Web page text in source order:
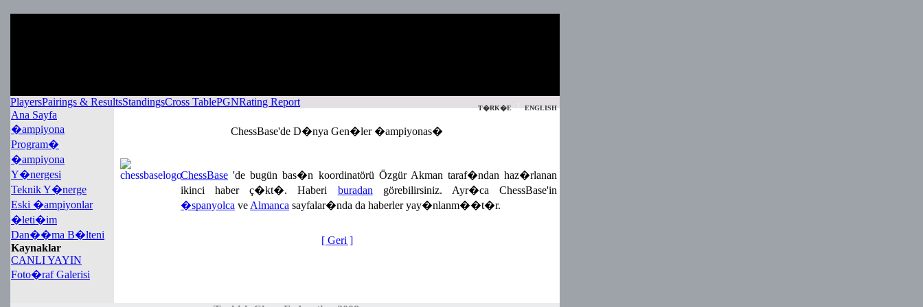
T�RK�E|ENGLISH
PlayersPairings & ResultsStandingsCross TablePGNRating Report
Ana Sayfa
�ampiyona
Program�
�ampiyona
Y�nergesi
Teknik Y�nerge
Eski �ampiyonlar
�leti�im
Dan��ma B�lteni
Kaynaklar
CANLI YAYIN
Foto�raf Galerisi
ChessBase'de D�nya Gen�ler �ampiyonas�
ChessBase 'de bugün bas�n koordinatörü Özgür Akman taraf�ndan haz�rlanan
ikinci haber ç�kt�. Haberi buradan görebilirsiniz. Ayr�ca ChessBase'in
�spanyolca ve Almanca sayfalar�nda da haberler yay�nlanm��t�r.
[ Geri ]